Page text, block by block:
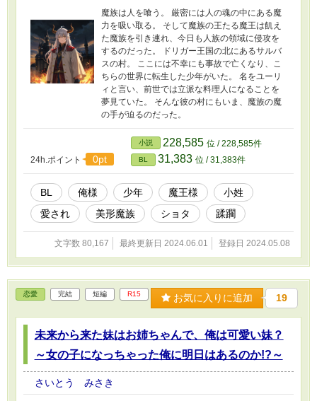
魔族は人を喰う。 厳密には人の魂の中にある魔
力を吸い取る。 そして魔族の王たる魔王は飢え
た魔族を引き連れ、今日も人族の領域に侵攻を
するのだった。 ドリガー王国の北にあるサルバ
スの村。 ここには不幸にも事故で亡くなり、こ
ちらの世界に転生した少年がいた。 名をユーリ
ィと言い、前世では立派な料理人になることを
夢見ていた。 そんな彼の村にもいま、魔族の魔
の手が迫るのだった。
24h.ポイント 0pt
小説 228,585 位 / 228,585件
BL 31,383 位 / 31,383件
BL 俺様 少年 魔王様
小姓
愛され
美形魔族 ショタ 蹂躙
文字数 80,167 最終更新日 2024.06.01 登録日 2024.05.08
恋愛 完結 短編 R15 お気に入りに追加 19
未来から来た妹はお姉ちゃんで、俺は可愛い妹？
～女の子になっちゃった俺に明日はあるのか!?～
さいとう みさき